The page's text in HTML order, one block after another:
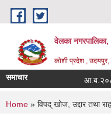
Skip to main content
वेलका नगरपालिका,
कोशी प्रदेश , उदयपुर,
समाचार आ.ब.२०८२/
You are here
Home » विपद् खोज, उद्दार तथा